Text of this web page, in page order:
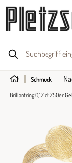
Schmuck
Brillantring 0,17 ct 750er